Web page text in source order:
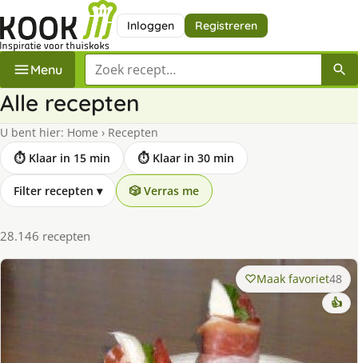
Inloggen Registreren
Menu Zoek een recept
Alle recepten
U bent hier: Home › Recepten
⏱ Klaar in 15 min
⏱ Klaar in 30 min
Filter recepten ▾ 🎲 Verras me
28.146 recepten
Maak favoriet48
👍